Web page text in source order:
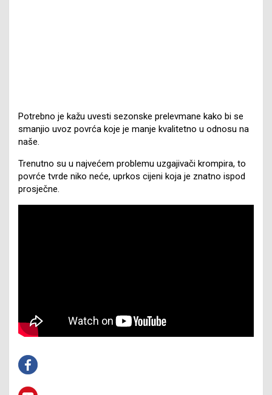
Potrebno je kažu uvesti sezonske prelevmane kako bi se
smanjio uvoz povrća koje je manje kvalitetno u odnosu na
naše.
Trenutno su u najvećem problemu uzgajivači krompira, to
povrće tvrde niko neće, uprkos cijeni koja je znatno ispod
prosječne.